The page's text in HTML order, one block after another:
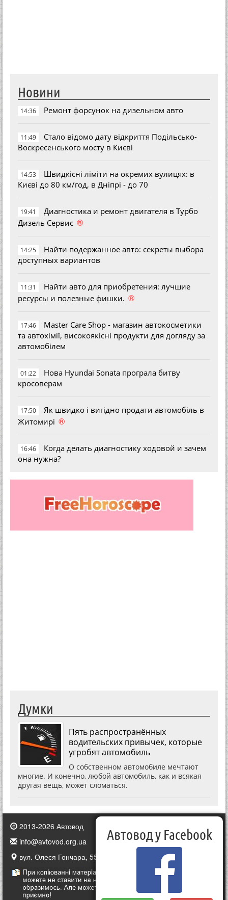
Новини
14:36 Ремонт форсунок на дизельном авто
11:49
Стало відомо дату відкриття Подільсько-
Воскресенського мосту в Києві
14:53
Швидкісні ліміти на окремих вулицях: в
Києві до 80 км/год, в Дніпрі - до 70
19:41
Диагностика и ремонт двигателя в Турбо
Дизель Сервис ®
14:25
Найти подержанное авто: секреты выбора
доступных вариантов
11:31
Найти авто для приобретения: лучшие
ресурсы и полезные фишки. ®
17:46
Master Care Shop - магазин автокосметики
та автохімії, високоякісні продукти для догляду за
автомобілем
01:22
Нова Hyundai Sonata програла битву
кросоверам
17:50
Як швидко і вигідно продати автомобіль в
Житомирі ®
16:46
Когда делать диагностику ходовой и зачем
она нужна?
Думки
Пять распространённых
водительских привычек, которые
угробят автомобиль
О собственном автомобиле мечтают
многие. И конечно, любой автомобиль, как и всякая
другая вещь, может сломаться.
2013-2026 Автовод
info@avtovod.org.ua
вул. Олеся Гончара, 55, Київ, Україна
Автовод у Facebook